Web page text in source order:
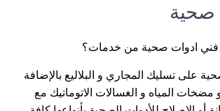
صحية
فني ادوات صحية من خدمات؟
على تسليك المجاري و البلاليع بالإضافة
مضخات المياه و الغسالات الاتوماتيك مع